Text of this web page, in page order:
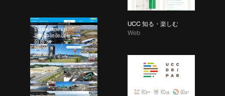
UCC 知る・楽しむ
Web